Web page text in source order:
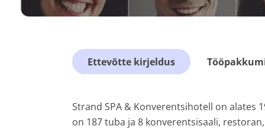
Ettevõtte kirjeldus
Strand SPA & Konverentsihotell on alates
on 187 tuba ja 8 konverentsisaali,